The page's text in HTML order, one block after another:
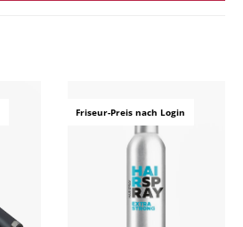
Friseur-Preis nach Login